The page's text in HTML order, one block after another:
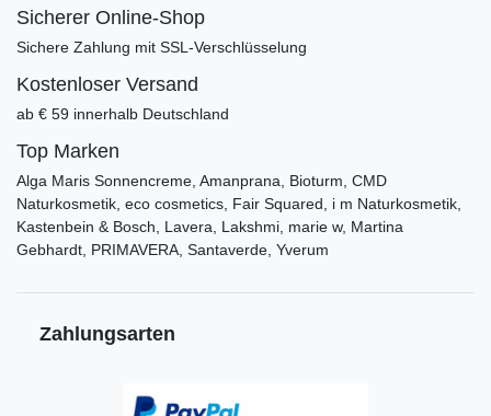
Sicherer Online-Shop
Sichere Zahlung mit SSL-Verschlüsselung
Kostenloser Versand
ab € 59 innerhalb Deutschland
Top Marken
Alga Maris Sonnencreme, Amanprana, Bioturm, CMD
Naturkosmetik, eco cosmetics, Fair Squared, i m Naturkosmetik,
Kastenbein & Bosch, Lavera, Lakshmi, marie w, Martina
Gebhardt, PRIMAVERA, Santaverde, Yverum
Zahlungsarten